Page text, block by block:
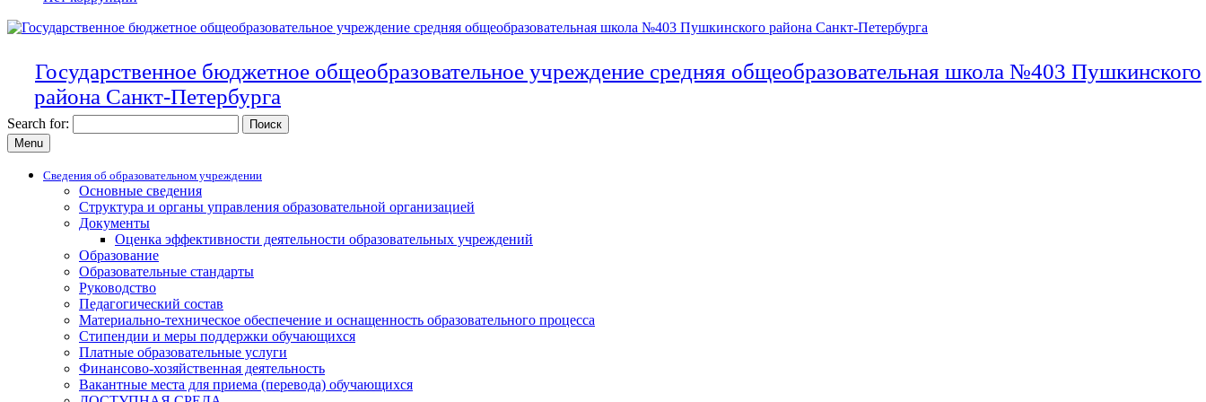
Государственное бюджетное общеобразовательное учреждение средняя общеобразовательная школа №403 Пушкинского
района Санкт-Петербурга
Search for:
Menu
Сведения об образовательном учреждении
Основные сведения
Структура и органы управления образовательной организацией
Документы
Оценка эффективности деятельности образовательных учреждений
Образование
Образовательные стандарты
Руководство
Педагогический состав
Материально-техническое обеспечение и оснащенность образовательного процесса
Стипендии и меры поддержки обучающихся
Платные образовательные услуги
Финансово-хозяйственная деятельность
Вакантные места для приема (перевода) обучающихся